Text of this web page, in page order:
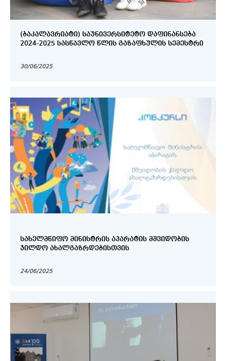
(ᲑᲐᲙᲐᲚᲐᲕᲠᲘᲐᲢᲘ) ᲡᲐᲣᲜᲘᲕᲔᲠᲡᲘᲢᲔᲢᲝ ᲓᲐᲤᲘᲜᲐᲜᲡᲔᲑᲐ
2024-2025 ᲡᲐᲡᲬᲐᲕᲚᲝ ᲬᲚᲘᲡ ᲒᲐᲖᲐᲤᲮᲣᲚᲘᲡ ᲡᲔᲛᲔᲡᲢᲠᲘ
30/06/2025
ᲡᲐᲮᲔᲚᲛᲬᲘᲤᲝ ᲛᲘᲜᲘᲡᲢᲠᲘᲡ ᲐᲞᲐᲠᲐᲢᲘᲡ ᲛᲨᲕᲘᲓᲝᲑᲘᲡ
ᲯᲘᲚᲓᲝ ᲐᲮᲐᲚᲒᲐᲖᲠᲓᲔᲑᲘᲡᲗᲕᲘᲡ
24/06/2025